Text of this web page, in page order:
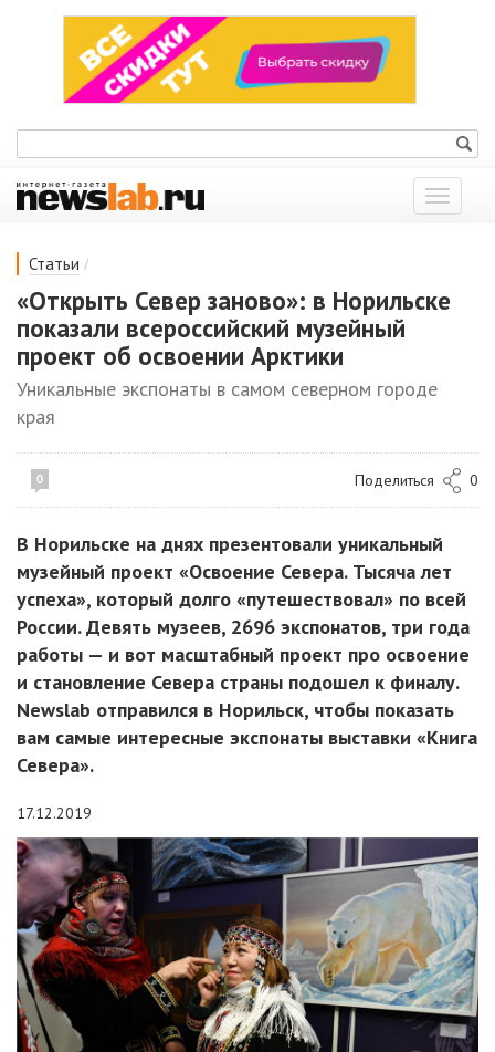
Показать
меню
Статьи /
«Открыть Север заново»: в Норильске
показали всероссийский музейный
проект об освоении Арктики
Уникальные экспонаты в самом северном городе
края
0 Поделиться 0
В Норильске на днях презентовали уникальный
музейный проект «Освоение Севера. Тысяча лет
успеха», который долго «путешествовал» по всей
России. Девять музеев, 2696 экспонатов, три года
работы — и вот масштабный проект про освоение
и становление Севера страны подошел к финалу.
Newslab отправился в Норильск, чтобы показать
вам самые интересные экспонаты выставки «Книга
Севера».
17.12.2019